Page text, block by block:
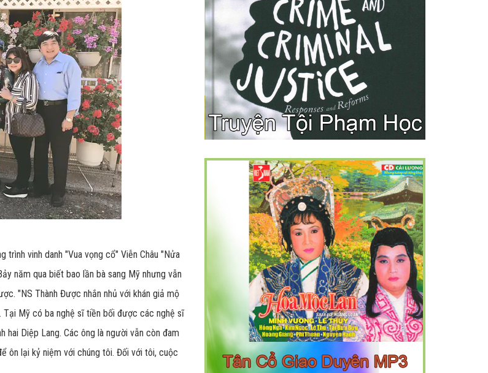
vinh danh "Vua vọng cổ" Viễn Châu "Nửa
năm qua biết bao lần bà sang Mỹ nhưng vẫn
"NS Thành Được nhắn nhủ với khán giả mộ
Tại Mỹ có ba nghệ sĩ tiền bối được các nghệ sĩ
hai Diệp Lang. Các ông là người vẫn còn đam
ôn lại kỷ niệm với chúng tôi. Đối với tôi, cuộc